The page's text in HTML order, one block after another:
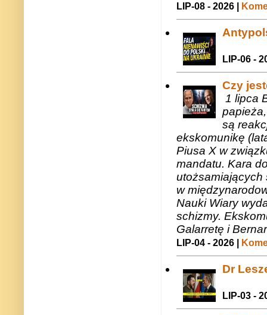
LIP-08 - 2026 |
LIP-06 -
Czy
1 lipca
są
ekskomunikę
Piusa X w
mandatu. Kara
utożsamiających
w
Nauki Wiary
schizmy.
Galarretę i
LIP-04 - 2026 |
Dr
LIP-03 -